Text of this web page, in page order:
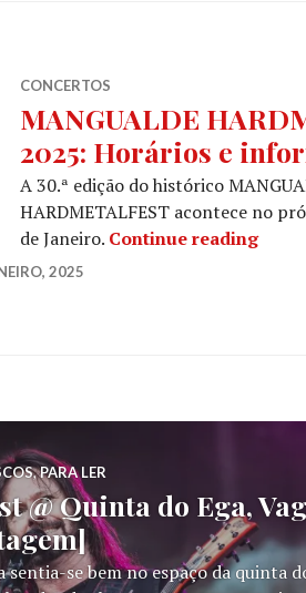
CONCERTOS
MANGUALDE
2025: Horários e
A 30.ª edição do histórico
HARDMETALFEST acontece no
de Janeiro. Continue reading
2025
,PARA LER
@ Quinta do Ega,
sentia-se bem no espaço da quinta